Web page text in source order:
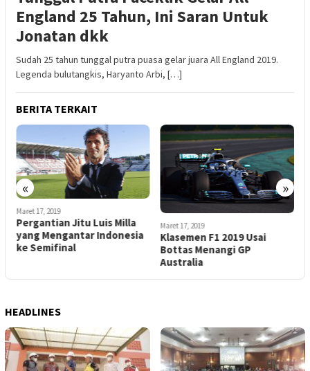
England 25 Tahun, Ini Saran Untuk
Jonatan dkk
Sudah 25 tahun tunggal putra puasa gelar juara All England 2019.
Legenda bulutangkis, Haryanto Arbi, […]
BERITA TERKAIT
« »
Maret 17, 2019
Pergantian Jitu Luis Milla
yang Mengantar Indonesia
ke Semifinal
Maret 17, 2019
Klasemen F1 2019 Usai
Bottas Menangi GP
Australia
HEADLINES